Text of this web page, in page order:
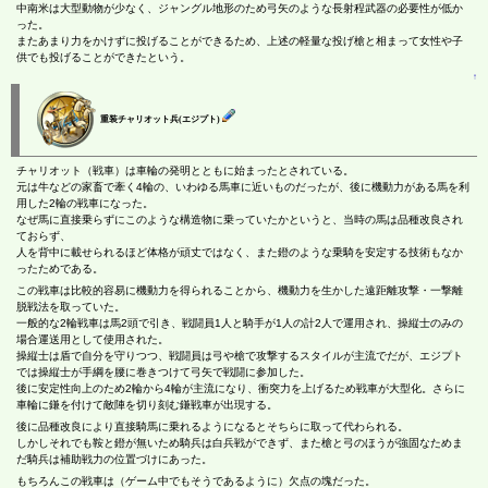
中南米は大型動物が少なく、ジャングル地形のため弓矢のような長射程武器の必要性が低か
った。
またあまり力をかけずに投げることができるため、上述の軽量な投げ槍と相まって女性や子
供でも投げることができたという。
↑
重装チャリオット兵(エジプト)
チャリオット（戦車）は車輪の発明とともに始まったとされている。
元は牛などの家畜で牽く4輪の、いわゆる馬車に近いものだったが、後に機動力がある馬を利
用した2輪の戦車になった。
なぜ馬に直接乗らずにこのような構造物に乗っていたかというと、当時の馬は品種改良され
ておらず、
人を背中に載せられるほど体格が頑丈ではなく、また鐙のような乗騎を安定する技術もなか
ったためである。
この戦車は比較的容易に機動力を得られることから、機動力を生かした遠距離攻撃・一撃離
脱戦法を取っていた。
一般的な2輪戦車は馬2頭で引き、戦闘員1人と騎手が1人の計2人で運用され、操縦士のみの
場合運送用として使用された。
操縦士は盾で自分を守りつつ、戦闘員は弓や槍で攻撃するスタイルが主流でだが、エジプト
では操縦士が手綱を腰に巻きつけて弓矢で戦闘に参加した。
後に安定性向上のため2輪から4輪が主流になり、衝突力を上げるため戦車が大型化。さらに
車輪に鎌を付けて敵陣を切り刻む鎌戦車が出現する。
後に品種改良により直接騎馬に乗れるようになるとそちらに取って代わられる。
しかしそれでも鞍と鐙が無いため騎兵は白兵戦ができず、また槍と弓のほうが強固なためま
だ騎兵は補助戦力の位置づけにあった。
もちろんこの戦車は（ゲーム中でもそうであるように）欠点の塊だった。